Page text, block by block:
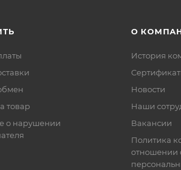
товар
о нарушении
О
История
Новости
Наши
Вакансии
Политика
отношении